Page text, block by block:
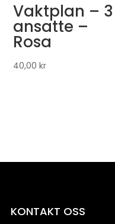
Vaktplan – 3
ansatte –
Rosa
40,00kr
KONTAKT OSS